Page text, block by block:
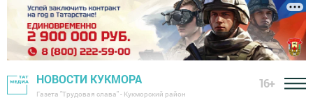
НОВОСТИ КУКМОРА
Газета "Трудовая слава" - Кукморский район
16+